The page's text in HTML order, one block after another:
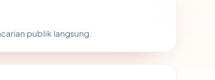
publik langsung.